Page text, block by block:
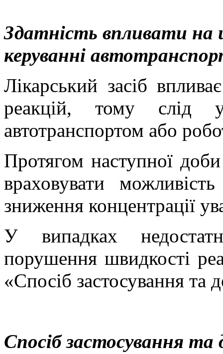
Здатність впливати на
керуванні
Лікарський засіб
реакцій, тому слід
автотранспортом або
Протягом наступної
враховувати
зниження концентрації
У випадках
порушення швидкості
«Спосіб застосування та
Спосіб застосування та